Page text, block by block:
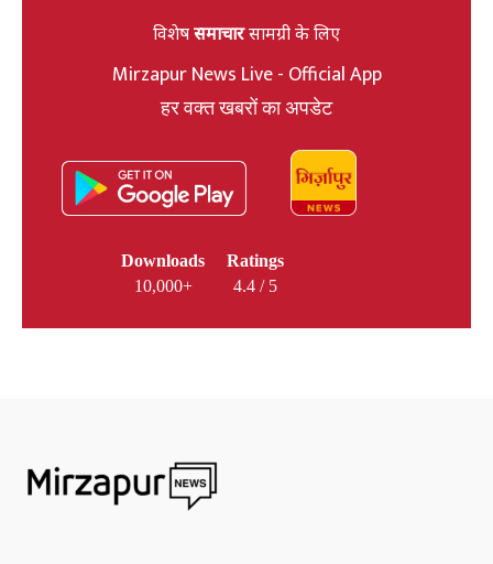
विशेषसमाचारसामग्री के लिए
Mirzapur News Live - Official App
हर वक्त खबरों का अपडेट
Downloads
10,000+
Ratings
4.4 / 5